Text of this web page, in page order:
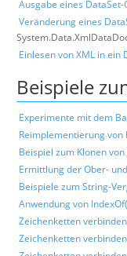
Ausgabe eines DataSet-
Veränderung eines
Einlesen von XML in ein
Beispiele
Experimente mit dem
Reimplementierung
Beispiel zum Klonen
Ermittlung der Ober-
Beispiele zum String-
Anwendung von
Zeichenketten
Zeichenketten